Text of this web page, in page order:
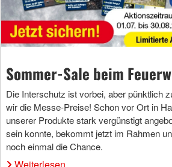
Sommer-Sale beim
Die Interschutz ist vorbei, aber pünktlich
wir die Messe-Preise! Schon vor Ort in
unserer Produkte stark vergünstigt
sein konnte, bekommt jetzt im Rahmen
noch einmal die Chance.
Weiterlesen